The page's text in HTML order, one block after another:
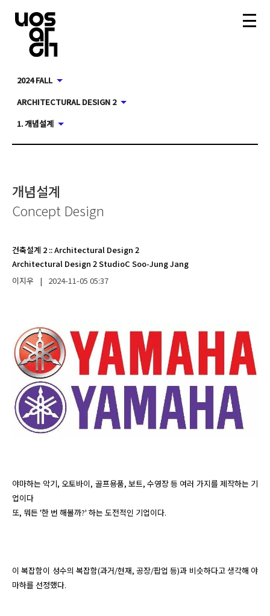
2024 FALL
ARCHITECTURAL DESIGN 2
1. 개념설계
개념설계
Concept Design
건축설계 2 ::Architectural Design 2
Architectural Design 2 StudioC Soo-Jung Jang
이지우
| 2024-11-05 05:37
야마하는 악기, 오토바이, 골프용품, 보트, 수영장 등 여러 가지를 제작하는 기
업이다
또, 뭐든 '한 번 해볼까?' 하는 도전적인 기업이다.
이 복잡함이 성수의 복잡함(과거/현재, 공장/팝업 등)과 비슷하다고 생각해 야
마하를 선정했다.